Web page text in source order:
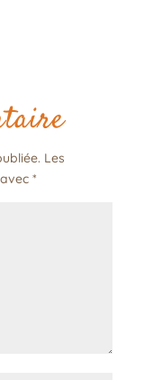
Les
*